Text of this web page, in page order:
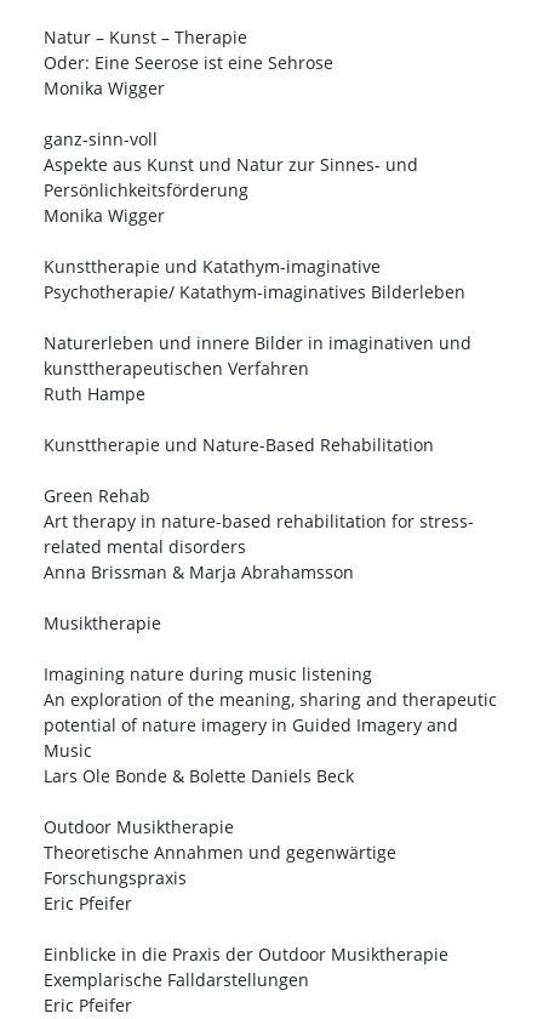
Natur – Kunst – Therapie
Oder: Eine Seerose ist eine Sehrose
Monika Wigger
ganz-sinn-voll
Aspekte aus Kunst und Natur zur Sinnes- und
Persönlichkeitsförderung
Monika Wigger
Kunsttherapie und Katathym-imaginative
Psychotherapie/ Katathym-imaginatives Bilderleben
Naturerleben und innere Bilder in imaginativen und
kunsttherapeutischen Verfahren
Ruth Hampe
Kunsttherapie und Nature-Based Rehabilitation
Green Rehab
Art therapy in nature-based rehabilitation for stress-
related mental disorders
Anna Brissman & Marja Abrahamsson
Musiktherapie
Imagining nature during music listening
An exploration of the meaning, sharing and therapeutic
potential of nature imagery in Guided Imagery and
Music
Lars Ole Bonde & Bolette Daniels Beck
Outdoor Musiktherapie
Theoretische Annahmen und gegenwärtige
Forschungspraxis
Eric Pfeifer
Einblicke in die Praxis der Outdoor Musiktherapie
Exemplarische Falldarstellungen
Eric Pfeifer